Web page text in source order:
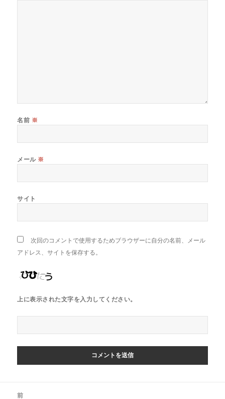
名前 ※
メール ※
サイト
次回のコメントで使用するためブラウザーに自分の名前、メール
アドレス、サイトを保存する。
上に表示された文字を入力してください。
前